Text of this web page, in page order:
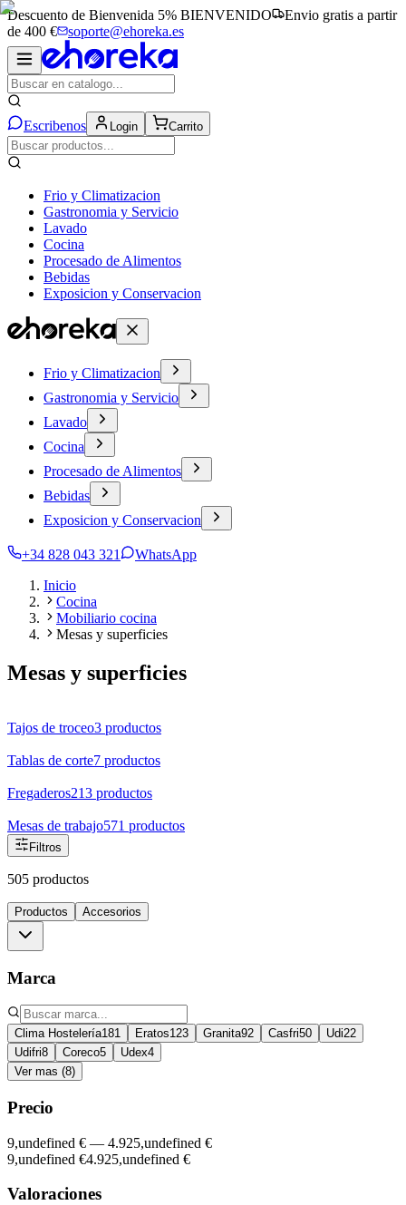
Descuento de Bienvenida 5% BIENVENIDO
Envio gratis a partir
de 400 €
soporte@ehoreka.es
Escribenos Login Carrito
Frio y Climatizacion
Gastronomia y Servicio
Lavado
Cocina
Procesado de Alimentos
Bebidas
Exposicion y Conservacion
Frio y Climatizacion
Gastronomia y Servicio
Lavado
Cocina
Procesado de Alimentos
Bebidas
Exposicion y Conservacion
+34 828 043 321
WhatsApp
Inicio
Cocina
Mobiliario cocina
Mesas y superficies
Mesas y superficies
Tajos de troceo3 productos
Tablas de corte7 productos
Fregaderos213 productos
Mesas de trabajo571 productos
Filtros
505 productos
Productos Accesorios
Marca
Clima Hostelería181 Eratos123 Granita92 Casfri50 Udi22
Udifri8 Coreco5 Udex4
Ver mas (8)
Precio
9,undefined € — 4.925,undefined €
9,undefined €4.925,undefined €
Valoraciones